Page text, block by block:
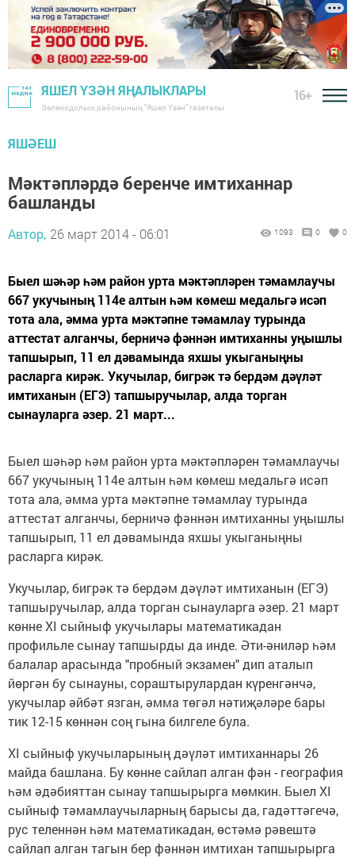
ЯШЕЛ ҮЗӘН ЯҢАЛЫКЛАРЫ
Зеленодольск районының "Яшел Үзән" газетасы
16+
ЯШӘЕШ
Мәктәпләрдә беренче имтиханнар
башланды
Автор, 26 март 2014 - 06:01 1093 0 0
Быел шәһәр һәм район урта мәктәпләрен тәмамлаучы
667 укучының 114е алтын һәм көмеш медальгә исәп
тота ала, әмма урта мәктәпне тәмамлау турында
аттестат алганчы, берничә фәннән имтиханны уңышлы
тапшырып, 11 ел дәвамында яхшы укыганыңны
расларга кирәк. Укучылар, бигрәк тә бердәм дәүләт
имтиханын (ЕГЭ) тапшыручылар, алда торган
сынауларга әзер. 21 март...
Быел шәһәр һәм район урта мәктәпләрен тәмамлаучы
667 укучының 114е алтын һәм көмеш медальгә исәп
тота ала, әмма урта мәктәпне тәмамлау турында
аттестат алганчы, берничә фәннән имтиханны уңышлы
тапшырып, 11 ел дәвамында яхшы укыганыңны
расларга кирәк.
Укучылар, бигрәк тә бердәм дәүләт имтиханын (ЕГЭ)
тапшыручылар, алда торган сынауларга әзер. 21 март
көнне XI сыйныф укучылары математикадан
профильле сынау тапшырды да инде. Әти-әниләр һәм
балалар арасында "пробный экзамен" дип аталып
йөргән бу сынауны, сораштырулардан күренгәнчә,
укучылар әйбәт язган, әмма төгәл нәтиҗәләре бары
тик 12-15 көннән соң гына билгеле була.
XI сыйныф укучыларының дәүләт имтиханнары 26
майда башлана. Бу көнне сайлап алган фән - география
һәм әдәбияттан сынау тапшырырга мөмкин. Быел XI
сыйныф тәмамлаучыларның барысы да, гадәттәгечә,
рус теленнән һәм математикадан, өстәмә рәвештә
сайлап алган тагын бер фәннән имтихан тапшырырга